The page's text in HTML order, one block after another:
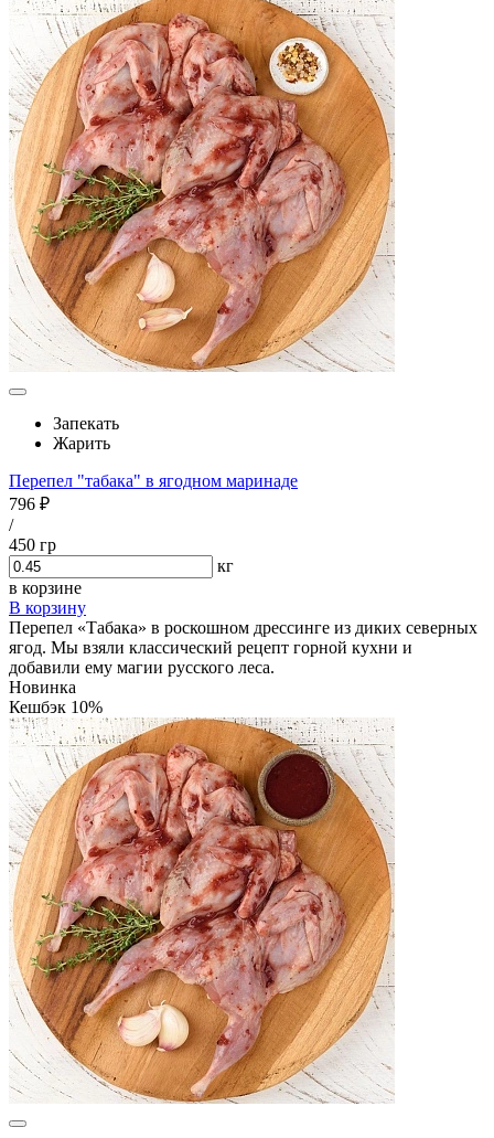
Запекать
Жарить
Перепел "табака" в ягодном маринаде
796 ₽
/
450 гр
кг
в корзине
В корзину
Перепел «Табака» в роскошном дрессинге из диких северных
ягод. Мы взяли классический рецепт горной кухни и
добавили ему магии русского леса.
Новинка
Кешбэк 10%